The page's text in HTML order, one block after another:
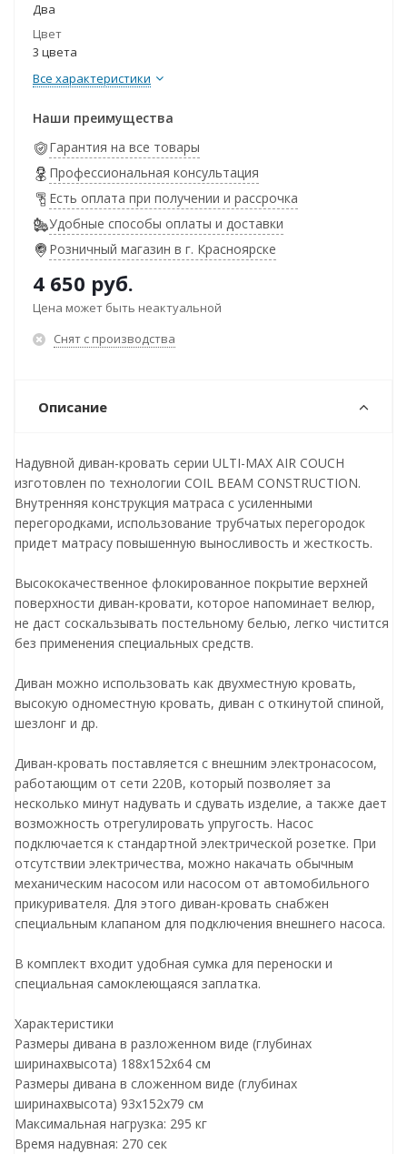
Два
Цвет
3 цвета
Все характеристики
Наши преимущества
Гарантия на все товары
Профессиональная консультация
Есть оплата при получении и рассрочка
Удобные способы оплаты и доставки
Розничный магазин в г. Красноярске
4 650 руб.
Цена может быть неактуальной
Снят с производства
Описание
Надувной диван-кровать серии ULTI-MAX AIR COUCH
изготовлен по технологии COIL BEAM CONSTRUCTION.
Внутренняя конструкция матраса с усиленными
перегородками, использование трубчатых перегородок
придет матрасу повышенную выносливость и жесткость.
Высококачественное флокированное покрытие верхней
поверхности диван-кровати, которое напоминает велюр,
не даст соскальзывать постельному белью, легко чистится
без применения специальных средств.
Диван можно использовать как двухместную кровать,
высокую одноместную кровать, диван с откинутой спиной,
шезлонг и др.
Диван-кровать поставляется с внешним электронасосом,
работающим от сети 220В, который позволяет за
несколько минут надувать и сдувать изделие, а также дает
возможность отрегулировать упругость. Насос
подключается к стандартной электрической розетке. При
отсутствии электричества, можно накачать обычным
механическим насосом или насосом от автомобильного
прикуривателя. Для этого диван-кровать снабжен
специальным клапаном для подключения внешнего насоса.
В комплект входит удобная сумка для переноски и
специальная самоклеющаяся заплатка.
Характеристики
Размеры дивана в разложенном виде (глубинах
ширинахвысота) 188х152х64 см
Размеры дивана в сложенном виде (глубинах
ширинахвысота) 93х152х79 см
Максимальная нагрузка: 295 кг
Время надувная: 270 сек